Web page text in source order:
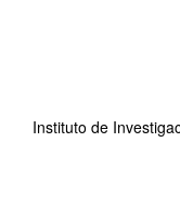
Instituto de